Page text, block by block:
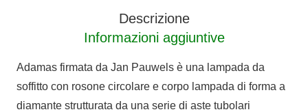
Descrizione
Informazioni aggiuntive
Adamas firmata da Jan Pauwels è una lampada da
soffitto con rosone circolare e corpo lampada di forma a
diamante strutturata da una serie di aste tubolari